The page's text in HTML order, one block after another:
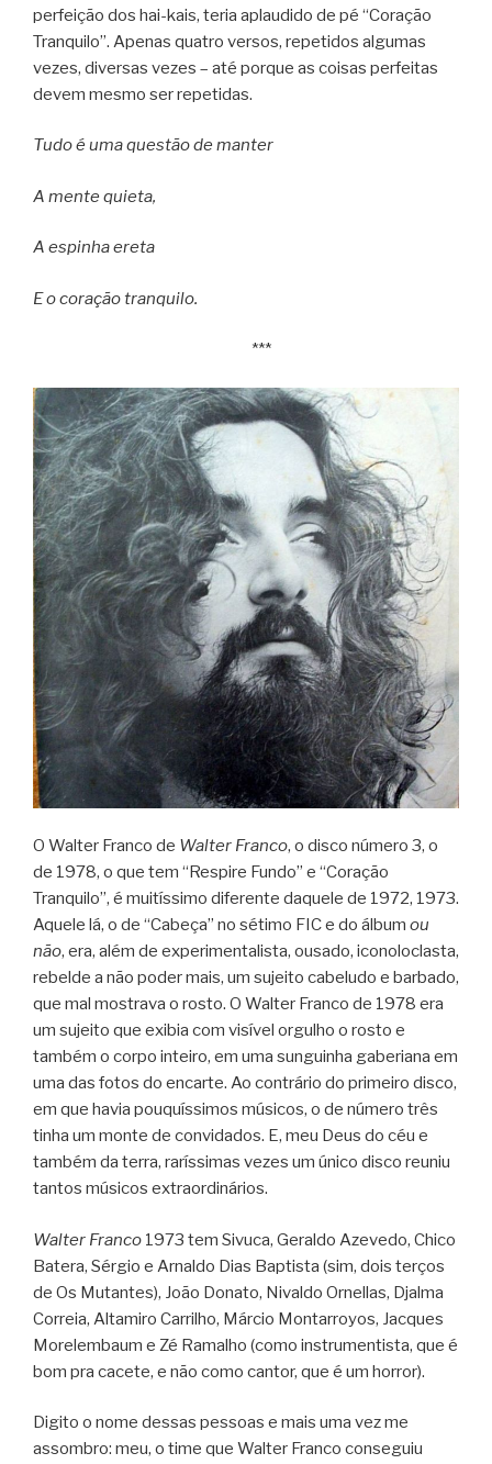
perfeição dos hai-kais, teria aplaudido de pé “Coração
Tranquilo”. Apenas quatro versos, repetidos algumas
vezes, diversas vezes – até porque as coisas perfeitas
devem mesmo ser repetidas.
Tudo é uma questão de manter
A mente quieta,
A espinha ereta
E o coração tranquilo.
***
O Walter Franco de Walter Franco, o disco número 3, o
de 1978, o que tem “Respire Fundo” e “Coração
Tranquilo”, é muitíssimo diferente daquele de 1972, 1973.
Aquele lá, o de “Cabeça” no sétimo FIC e do álbum ou
não, era, além de experimentalista, ousado, iconoloclasta,
rebelde a não poder mais, um sujeito cabeludo e barbado,
que mal mostrava o rosto. O Walter Franco de 1978 era
um sujeito que exibia com visível orgulho o rosto e
também o corpo inteiro, em uma sunguinha gaberiana em
uma das fotos do encarte. Ao contrário do primeiro disco,
em que havia pouquíssimos músicos, o de número três
tinha um monte de convidados. E, meu Deus do céu e
também da terra, raríssimas vezes um único disco reuniu
tantos músicos extraordinários.
Walter Franco 1973 tem Sivuca, Geraldo Azevedo, Chico
Batera, Sérgio e Arnaldo Dias Baptista (sim, dois terços
de Os Mutantes), João Donato, Nivaldo Ornellas, Djalma
Correia, Altamiro Carrilho, Márcio Montarroyos, Jacques
Morelembaum e Zé Ramalho (como instrumentista, que é
bom pra cacete, e não como cantor, que é um horror).
Digito o nome dessas pessoas e mais uma vez me
assombro: meu, o time que Walter Franco conseguiu